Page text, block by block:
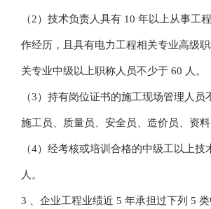
（2）技术负责人具有 10 年以上从事工
作经历，且具有电力工程相关专业高级
关专业中级以上职称人员不少于 60 人。
（3）持有岗位证书的施工现场管理人员
施工员、质量员、安全员、造价员、资料
（4）经考核或培训合格的中级工以上技
人。
3 、企业工程业绩近 5 年承担过下列 5